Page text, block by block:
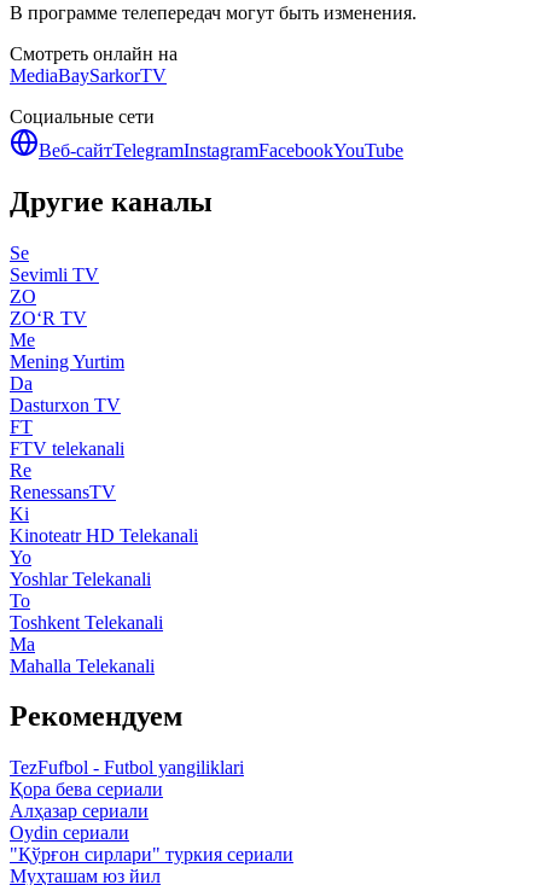
В программе телепередач могут быть изменения.
Смотреть онлайн на
MediaBaySarkorTV
Социальные сети
Веб-сайтTelegramInstagramFacebookYouTube
Другие каналы
Se
Sevimli TV
ZO
ZO‘R TV
Me
Mening Yurtim
Da
Dasturxon TV
FT
FTV telekanali
Re
RenessansTV
Ki
Kinoteatr HD Telekanali
Yo
Yoshlar Telekanali
To
Toshkent Telekanali
Ma
Mahalla Telekanali
Рекомендуем
TezFufbol - Futbol yangiliklari
Қора бева сериали
Алҳазар сериали
Oydin сериали
"Қўрғон сирлари" туркия сериали
Муҳташам юз йил